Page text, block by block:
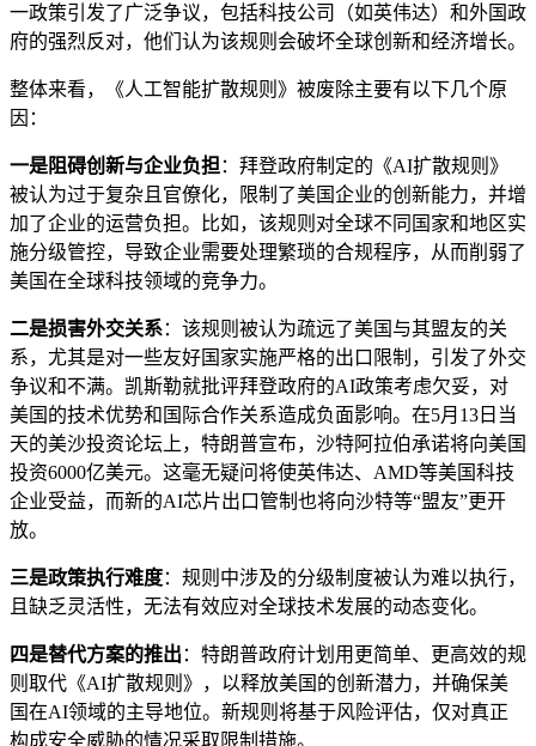
一政策引发了广泛争议，包括科技公司（如英伟达）和外国政
府的强烈反对，他们认为该规则会破坏全球创新和经济增长。
整体来看，《人工智能扩散规则》被废除主要有以下几个原
因：
一是阻碍创新与企业负担 ：拜登政府制定的《AI扩散规则》
被认为过于复杂且官僚化，限制了美国企业的创新能力，并增
加了企业的运营负担。比如，该规则对全球不同国家和地区实
施分级管控，导致企业需要处理繁琐的合规程序，从而削弱了
美国在全球科技领域的竞争力。
二是损害外交关系：该规则被认为疏远了美国与其盟友的关
系，尤其是对一些友好国家实施严格的出口限制，引发了外交
争议和不满。凯斯勒就批评拜登政府的AI政策考虑欠妥，对
美国的技术优势和国际合作关系造成负面影响。在5月13日当
天的美沙投资论坛上，特朗普宣布，沙特阿拉伯承诺将向美国
投资6000亿美元。这毫无疑问将使英伟达、AMD等美国科技
企业受益，而新的AI芯片出口管制也将向沙特等“盟友”更开
放。
三是政策执行难度：规则中涉及的分级制度被认为难以执行，
且缺乏灵活性，无法有效应对全球技术发展的动态变化。
四是替代方案的推出 ：特朗普政府计划用更简单、更高效的规
则取代《AI扩散规则》，以释放美国的创新潜力，并确保美
国在AI领域的主导地位。新规则将基于风险评估，仅对真正
构成安全威胁的情况采取限制措施。